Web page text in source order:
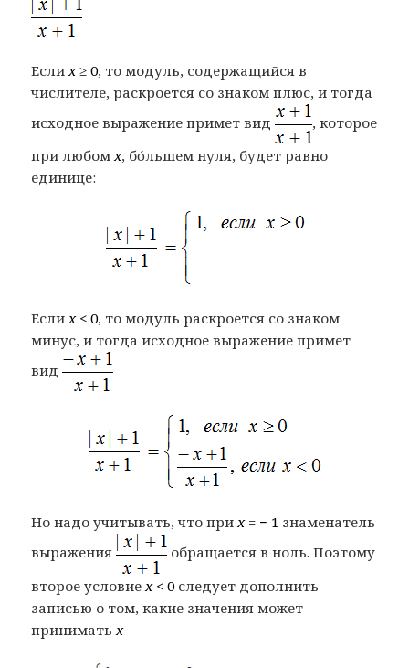
Еслиx≥ 0, то модуль, содержащийся в
числителе, раскроется со знаком плюс, и тогда
исходное выражение примет вид
, которое
при любомx, бóльшем нуля, будет равно
единице:
Еслиx < 0, то модуль раскроется со знаком
минус, и тогда исходное выражение примет
вид
Но надо учитывать, что приx = − 1 знаменатель
выражения
обращается в ноль. Поэтому
второе условиеx < 0 следует дополнить
записью о том, какие значения может
приниматьx